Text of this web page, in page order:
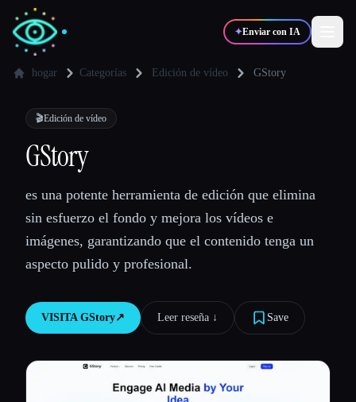
✦Enviar con IA
✍️Escritores
💻 Desarrolladores
🎓Estudiantes 🎬Creadores
Blog
Todas las categorías
hogar Categorías Edición de vídeo GStory
🎬Edición de vídeo
GStory
es una potente herramienta de edición que elimina
sin esfuerzo el fondo y mejora los vídeos e
imágenes, garantizando que el contenido tenga un
aspecto pulido y profesional.
VISITA GStory↗︎ Leer reseña ↓︎ Save